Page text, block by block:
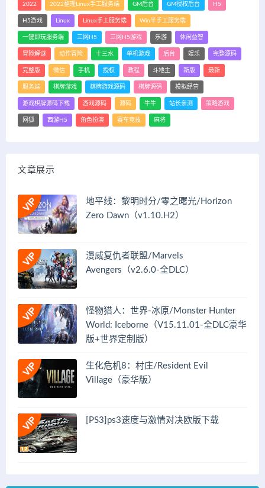
2022 2022整理Linux手工服务端 GM后台 GM授权后台 H5
H5游戏 Linux Linux手工服务端 Win半手工服务端
一键即玩服务端 三网H5 三网H5游戏 乐游 休闲益智
冒险解谜 动作冒险 十三水 单机游戏 后台 娱乐 完整源码
完整版 微信 手机 授权 教程 斗地主 新版 最新
服务端 棋牌游戏 棋牌游戏源码 棋牌源码 模拟经营
游戏棋牌源码下载 游戏源码 源码 牛牛 站长亲测 策略游戏
网狐 西游H5 角色扮演 赛车竞技 麻将
文章展示
地平线：黎明时分/零之曙光/Horizon
Zero Dawn（v1.10.H2）
漫威复仇者联盟/Marvels
Avengers（v2.6.0-全DLC）
怪物猎人：世界-冰原/Monster Hunter
World: Iceborne（V15.11.01-全DLC豪华
版+世界定制版）
生化危机8：村庄/Resident Evil
Village（豪华版）
[PS3]ps3速度与激情对决欧版下载